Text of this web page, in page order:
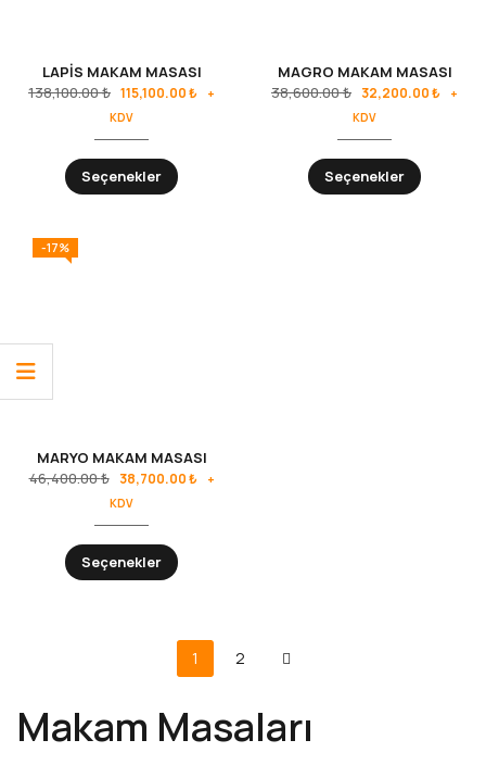
LAPİS MAKAM MASASI
138,100.00₺ 115,100.00₺
+
KDV
Seçenekler
MAGRO MAKAM MASASI
38,600.00₺ 32,200.00₺
+
KDV
Seçenekler
-17%
MARYO MAKAM MASASI
46,400.00₺ 38,700.00₺
+
KDV
Seçenekler
1 2
Makam Masaları